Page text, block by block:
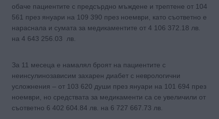
обаче пациентите с предсърдно мъждене и трептене от 104
561 през януари на 109 390 през ноември, като съответно е
нараснала и сумата за медикаментите от 4 106 372.18 лв.
на 4 643 256.03 лв.
За 11 месеца е намалял броят на пациентите с
неинсулинозависим захарен диабет с неврологични
усложнения – от 103 620 души през януари на 101 694 през
ноември, но средствата за медикаменти са се увеличили от
съответно 6 402 604.84 лв. на 6 727 667.73 лв.